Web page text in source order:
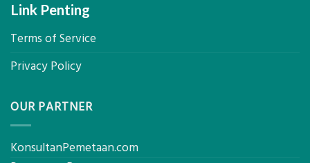
Link Penting
Terms of Service
Privacy Policy
OUR PARTNER
KonsultanPemetaan.com